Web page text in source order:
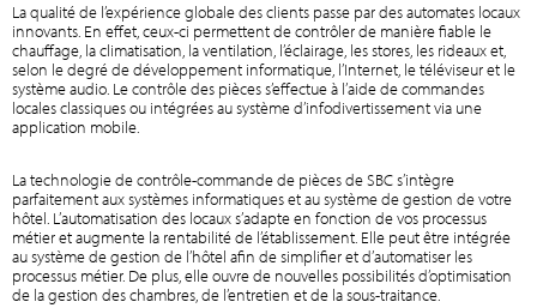
La qualité de l’expérience globale des clients passe par des automates locaux
innovants. En effet, ceux-ci permettent de contrôler de manière fiable le
chauffage, la climatisation, la ventilation, l’éclairage, les stores, les rideaux et,
selon le degré de développement informatique, l’Internet, le téléviseur et le
système audio. Le contrôle des pièces s’effectue à l’aide de commandes
locales classiques ou intégrées au système d’infodivertissement via une
application mobile.
La technologie de contrôle-commande de pièces de SBC s’intègre
parfaitement aux systèmes informatiques et au système de gestion de votre
hôtel. L’automatisation des locaux s’adapte en fonction de vos processus
métier et augmente la rentabilité de l’établissement. Elle peut être intégrée
au système de gestion de l’hôtel afin de simplifier et d’automatiser les
processus métier. De plus, elle ouvre de nouvelles possibilités d’optimisation
de la gestion des chambres, de l’entretien et de la sous-traitance.